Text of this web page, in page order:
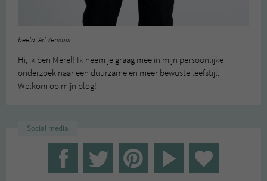
beeld: Ari Versluis
Hi, ik ben Merel! Ik neem je graag mee in mijn persoonlijke
onderzoek naar een duurzame en meer bewuste leefstijl.
Welkom op mijn blog!
Social media